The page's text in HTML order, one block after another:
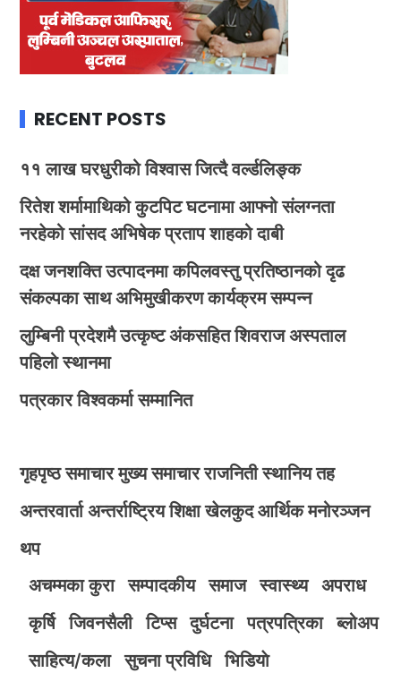
RECENT POSTS
११ लाख घरधुरीको विश्वास जित्दै वर्ल्डलिङ्क
रितेश शर्मामाथिको कुटपिट घटनामा आफ्नो संलग्नता
नरहेको सांसद अभिषेक प्रताप शाहको दाबी
दक्ष जनशक्ति उत्पादनमा कपिलवस्तु प्रतिष्ठानको दृढ
संकल्पका साथ अभिमुखीकरण कार्यक्रम सम्पन्न
लुम्बिनी प्रदेशमै उत्कृष्ट अंकसहित शिवराज अस्पताल
पहिलो स्थानमा
पत्रकार विश्वकर्मा सम्मानित
गृहपृष्ठ समाचार मुख्य समाचार राजनिती स्थानिय तह
अन्तरवार्ता अन्तर्राष्ट्रिय शिक्षा खेलकुद आर्थिक मनोरञ्जन
थप
अचम्मका कुरा
सम्पादकीय समाज स्वास्थ्य
अपराध
कृर्षि
जिवनसैली टिप्स दुर्घटना पत्रपत्रिका
ब्लोअप
साहित्य/कला
सुचना प्रविधि भिडियाे